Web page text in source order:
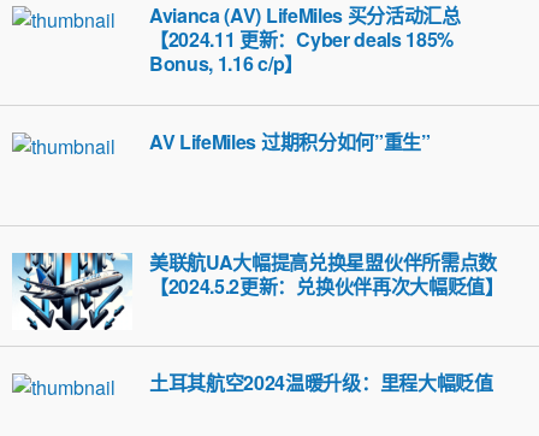
Avianca (AV) LifeMiles 买分活动汇总
【2024.11 更新：Cyber deals 185%
Bonus, 1.16 c/p】
AV LifeMiles 过期积分如何”重生”
美联航UA大幅提高兑换星盟伙伴所需点数
【2024.5.2更新：兑换伙伴再次大幅贬值】
土耳其航空2024温暖升级：里程大幅贬值